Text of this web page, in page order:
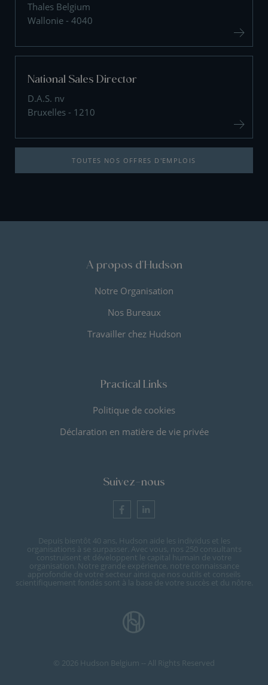
Thales Belgium
Wallonie - 4040
National Sales Director
D.A.S. nv
Bruxelles - 1210
TOUTES NOS OFFRES D'EMPLOIS
A propos d'Hudson
Notre Organisation
Nos Bureaux
Travailler chez Hudson
Practical Links
Politique de cookies
Déclaration en matière de vie privée
Suivez-nous
Depuis bientôt 40 ans, Hudson aide les individus et les
organisations à se surpasser. Avec vous, nos 250 consultants
construisent et développent le capital humain de votre
organisation. Notre grande expérience, notre connaissance
approfondie de votre secteur ainsi que nos outils et conseils
scientifiquement fondés sont à la base de votre succès et du nôtre.
© 2026 Hudson Belgium -- All Rights Reserved